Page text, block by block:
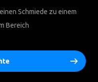
Schmiede zu einem
Bereich